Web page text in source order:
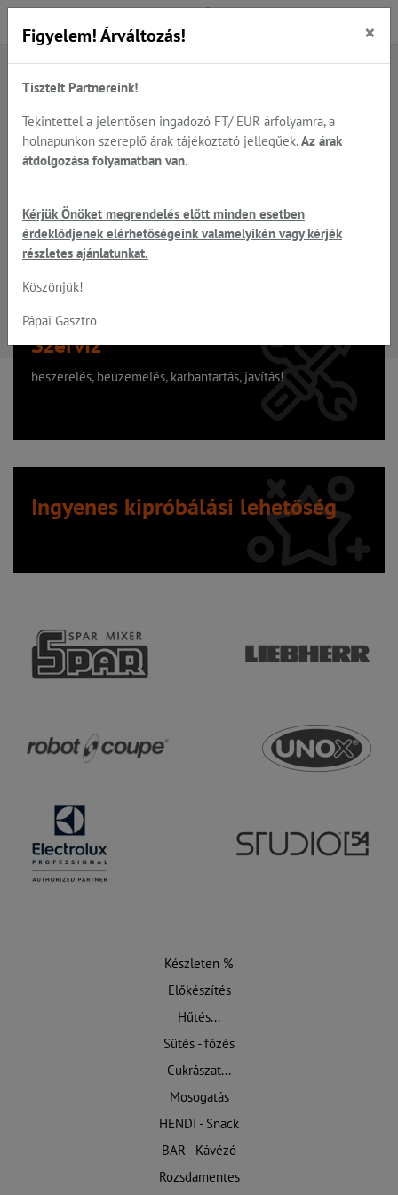
A keresett oldal nem található
Hiba, a keresett oldal nem található!
Szervíz
beszerelés, beüzemelés, karbantartás, javítás!
Ingyenes kipróbálási lehetőség
Készleten %
Előkészítés
Hűtés...
Sütés - főzés
Cukrászat...
Mosogatás
HENDI - Snack
BAR - Kávézó
Rozsdamentes
Figyelem! Árváltozás! ×
Tisztelt Partnereink!
Tekintettel a jelentősen ingadozó FT/ EUR árfolyamra, a
holnapunkon szereplő árak tájékoztató jellegűek. Az árak
átdolgozása folyamatban van.
Kérjük Önöket megrendelés előtt minden esetben
érdeklődjenek elérhetőségeink valamelyikén vagy kérjék
részletes ajánlatunkat.
Köszönjük!
Pápai Gasztro